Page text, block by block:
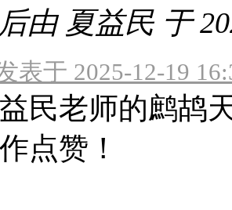
由 夏益民 于
表于 2025-12-19
民老师的鹧鸪
点赞！